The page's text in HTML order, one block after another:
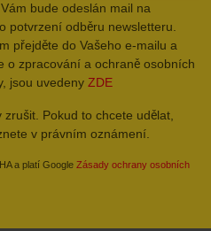
bude odeslán mail na
potvrzení odběru newsletteru.
přejděte do Vašeho e-mailu a
o zpracování a ochraně osobních
jsou uvedeny ZDE
Pokud to chcete udělat,
v právním oznámení.
a platí Google Zásady ochrany osobních